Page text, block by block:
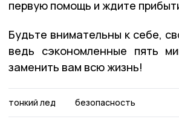
первую помощь и ждите
Будьте внимательны к себе,
ведь сэкономленные пять
заменить вам всю жизнь!
тонкий лед безопасность